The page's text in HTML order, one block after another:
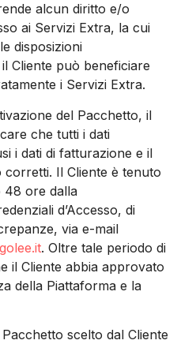
alcun diritto e/o
ai Servizi Extra, la cui
disposizioni
Cliente può beneficiare
i Servizi Extra.
del Pacchetto, il
che tutti i dati
i dati di fatturazione e il
Il Cliente è tenuto
48 ore dalla
d’Accesso, di
via e-mail
. Oltre tale periodo di
il Cliente abbia approvato
della Piattaforma e la
scelto dal Cliente